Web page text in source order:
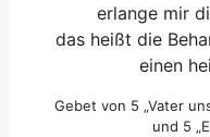
erlange mir
das heißt die
einen
Gebet von 5 „Vater
und 5